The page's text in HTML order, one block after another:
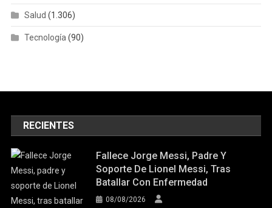
Salud (1.306)
Tecnología (90)
RECIENTES
Fallece Jorge Messi, Padre Y
Soporte De Lionel Messi, Tras
Batallar Con Enfermedad
08/08/2026